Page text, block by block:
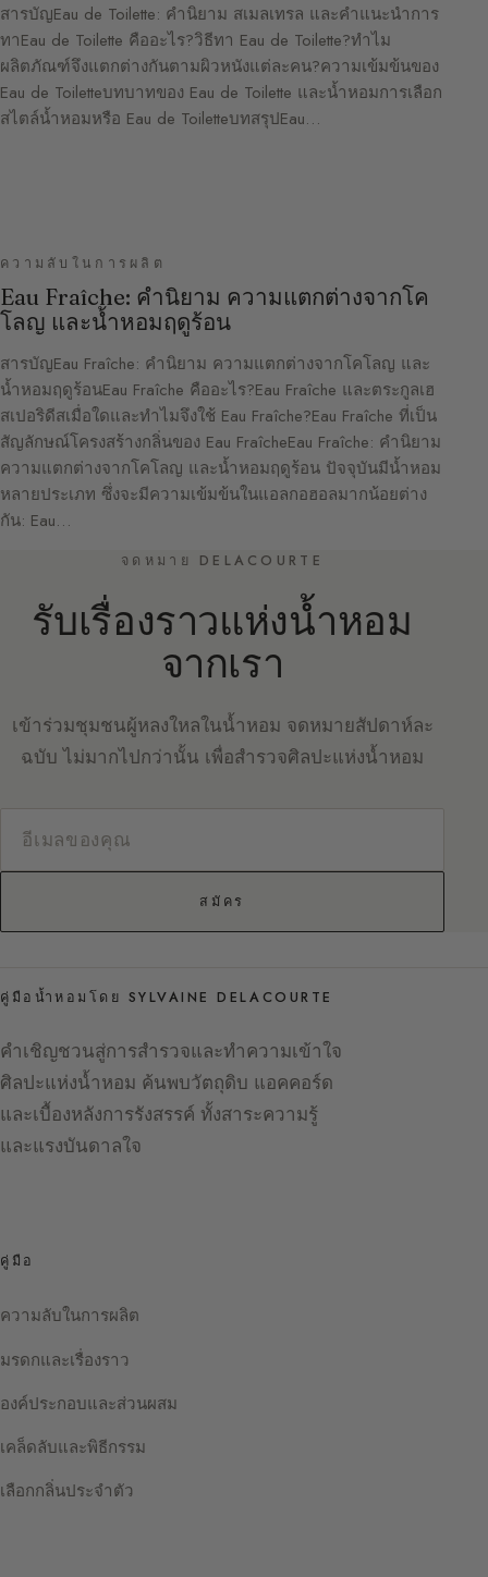
สารบัญEau de Toilette: คำนิยาม สเมลเทรล และคำแนะนำการ
ทาEau de Toilette คืออะไร?วิธีทา Eau de Toilette?ทำไม
ผลิตภัณฑ์จึงแตกต่างกันตามผิวหนังแต่ละคน?ความเข้มข้นของ
Eau de Toiletteบทบาทของ Eau de Toilette และน้ำหอมการเลือก
สไตล์น้ำหอมหรือ Eau de ToiletteบทสรุปEau…
ความลับในการผลิต
Eau Fraîche: คำนิยาม ความแตกต่างจากโค
โลญ และน้ำหอมฤดูร้อน
สารบัญEau Fraîche: คำนิยาม ความแตกต่างจากโคโลญ และ
น้ำหอมฤดูร้อนEau Fraîche คืออะไร?Eau Fraîche และตระกูลเฮ
สเปอริดีสเมื่อใดและทำไมจึงใช้ Eau Fraîche?Eau Fraîche ที่เป็น
สัญลักษณ์โครงสร้างกลิ่นของ Eau FraîcheEau Fraîche: คำนิยาม
ความแตกต่างจากโคโลญ และน้ำหอมฤดูร้อน ปัจจุบันมีน้ำหอม
หลายประเภท ซึ่งจะมีความเข้มข้นในแอลกอฮอลมากน้อยต่าง
กัน: Eau…
จดหมาย DELACOURTE
รับเรื่องราวแห่งน้ำหอม
จากเรา
เข้าร่วมชุมชนผู้หลงใหลในน้ำหอม จดหมายสัปดาห์ละ
ฉบับ ไม่มากไปกว่านั้น เพื่อสำรวจศิลปะแห่งน้ำหอม
สมัคร
คู่มือน้ำหอมโดย SYLVAINE DELACOURTE
คำเชิญชวนสู่การสำรวจและทำความเข้าใจ
ศิลปะแห่งน้ำหอม ค้นพบวัตถุดิบ แอคคอร์ด
และเบื้องหลังการรังสรรค์ ทั้งสาระความรู้
และแรงบันดาลใจ
คู่มือ
ความลับในการผลิต
มรดกและเรื่องราว
องค์ประกอบและส่วนผสม
เคล็ดลับและพิธีกรรม
เลือกกลิ่นประจำตัว